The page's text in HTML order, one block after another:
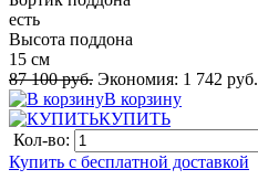
есть
Высота поддона
15 см
87 100 руб. Экономия: 1 742 руб.
В корзину
КУПИТЬ
Кол-во:
Купить с бесплатной доставкой